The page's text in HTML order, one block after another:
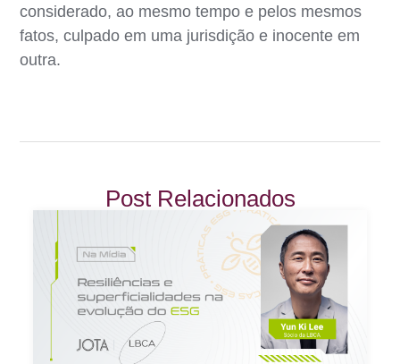
considerado, ao mesmo tempo e pelos mesmos
fatos, culpado em uma jurisdição e inocente em
outra.
Post Relacionados